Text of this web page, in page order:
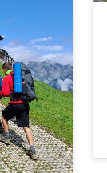
il
9 x